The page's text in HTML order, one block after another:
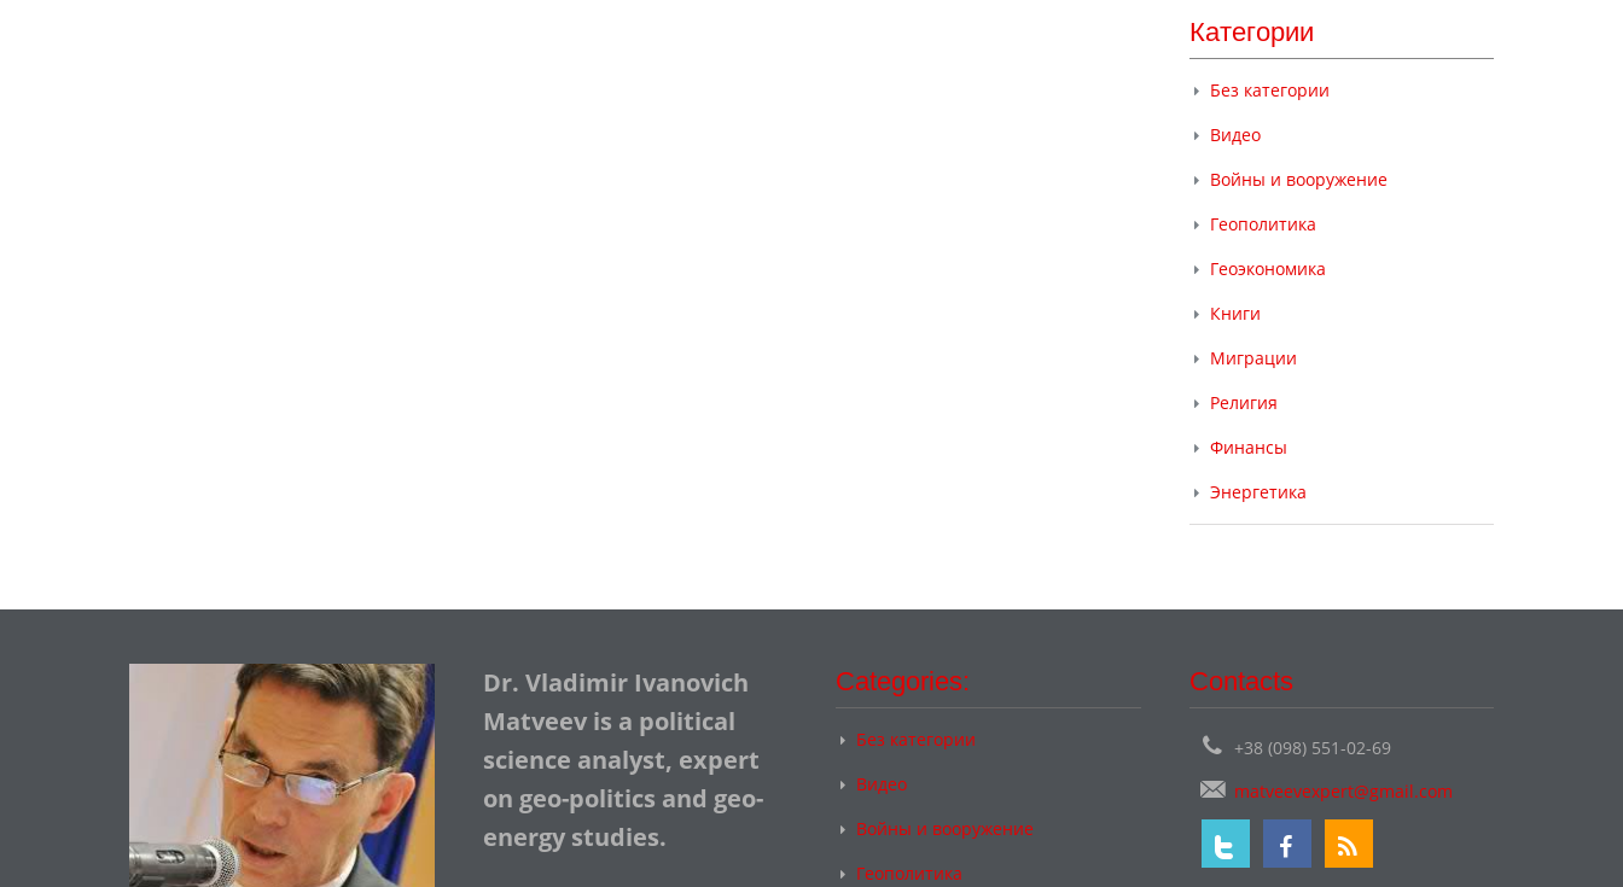
Категории
Без категории
Видео
Войны и вооружение
Геополитика
Геоэкономика
Книги
Миграции
Религия
Финансы
Энергетика
Dr. Vladimir Ivanovich
Matveev is a political
science analyst, expert
on geo-politics and geo-
energy studies.
Categories:
Без категории
Видео
Войны и вооружение
Геополитика
Contacts
+38 (098) 551-02-69
matveevexpert@gmail.com